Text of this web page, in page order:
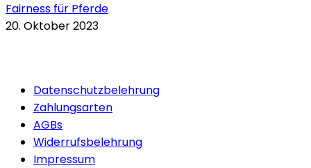
Fairness für Pferde
20. Oktober 2023
Datenschutzbelehrung
Zahlungsarten
AGBs
Widerrufsbelehrung
Impressum